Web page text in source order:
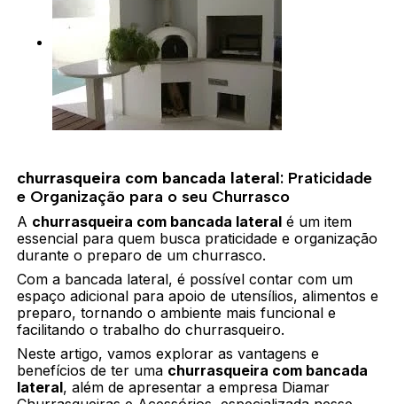
churrasqueira com bancada lateral: Praticidade
e Organização para o seu Churrasco
A churrasqueira com bancada lateral é um item
essencial para quem busca praticidade e organização
durante o preparo de um churrasco.
Com a bancada lateral, é possível contar com um
espaço adicional para apoio de utensílios, alimentos e
preparo, tornando o ambiente mais funcional e
facilitando o trabalho do churrasqueiro.
Neste artigo, vamos explorar as vantagens e
benefícios de ter uma churrasqueira com bancada
lateral, além de apresentar a empresa Diamar